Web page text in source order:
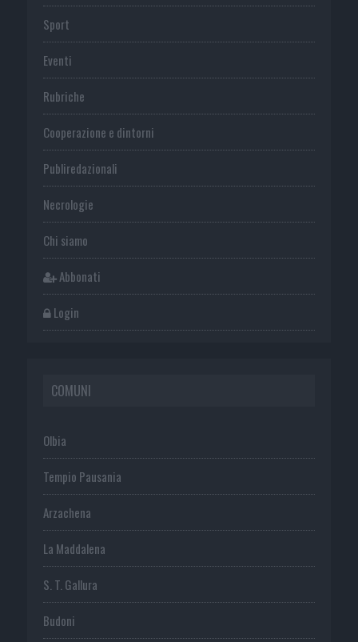
Sport
Eventi
Rubriche
Cooperazione e dintorni
Publiredazionali
Necrologie
Chi siamo
Abbonati
Login
COMUNI
Olbia
Tempio Pausania
Arzachena
La Maddalena
S. T. Gallura
Budoni